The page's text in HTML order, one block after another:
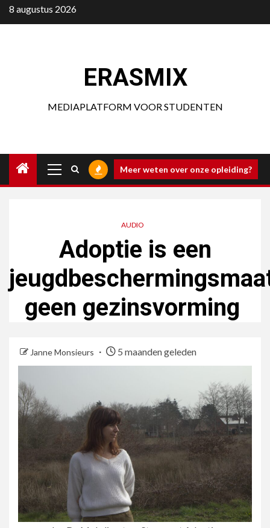
Ga
naar
8 augustus 2026
ERASMIX
MEDIAPLATFORM VOOR STUDENTEN
menu
Meer weten over onze opleiding?
AUDIO
Adoptie is een
geen gezinsvorming
Janne Monsieurs 5 maanden geleden